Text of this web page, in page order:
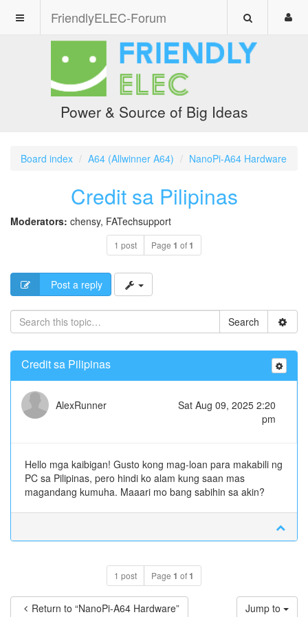
FriendlyELEC-Forum
Power & Source of Big Ideas
Board index A64 (Allwinner A64) NanoPi-A64 Hardware
Credit sa Pilipinas
Moderators: chensy, FATechsupport
1 post Page 1 of1
Post a reply
Search
Credit sa Pilipinas
AlexRunner
Sat Aug 09, 2025 2:20
pm
Hello mga kaibigan! Gusto kong mag-loan para makabili ng
PC sa Pilipinas, pero hindi ko alam kung saan mas
magandang kumuha. Maaari mo bang sabihin sa akin?
1 post Page 1 of1
Return to “NanoPi-A64 Hardware” Jump to